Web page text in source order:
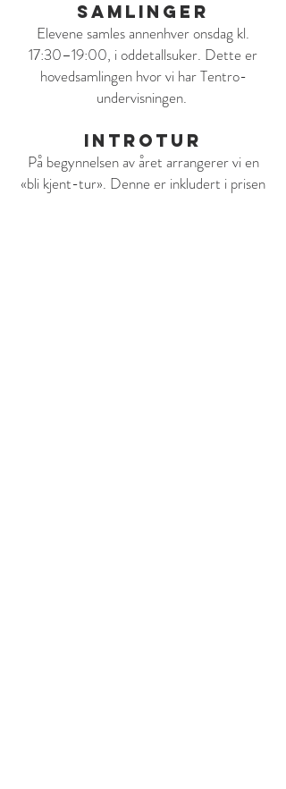
Samlinger
Elevene samles annenhver onsdag kl.
17:30–19:00, i oddetallsuker. Dette er
hovedsamlingen hvor vi har Tentro-
undervisningen.
Introtur
På begynnelsen av året arrangerer vi en
«bli kjent-tur». Denne er inkludert i prisen